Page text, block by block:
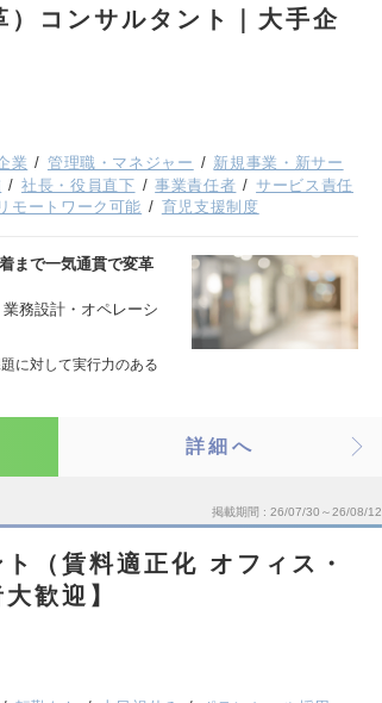
）コンサルタント｜大手企
業 管理職・マネジャー
新規事業・新サー
社長・役員直下 事業責任者
サービス責任
リモートワーク可能 育児支援制度
まで一気通貫で変革
務設計・オペレーシ
に対して実行力のある
詳細へ
掲載期間 26/07/30～26/08/12
（賃料適正化 オフィス・
歓迎】